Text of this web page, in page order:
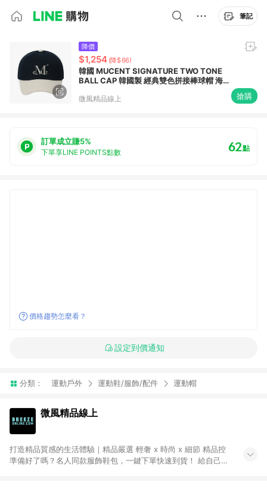
筆記
降價
$1,254 (降$66)
韓國 MUCENT SIGNATURE TWO TONE
BALL CAP 韓國製 經典雙色拼接棒球帽 海軍
微風精品線上 搶購
訂單成立賺5%
下單享LINE POINTS點數 62點
價格趨勢怎麼看？
設定到價通知
分類： 運動戶外 運動鞋/服飾/配件 運動帽
微風精品線上
打造精品質感的生活體驗｜精品嚴選 輕奢 x 時尚 x 細節 精品控
準備好了嗎？名人同款服飾鞋包，一鍵下單快速到貨！ 給自己一